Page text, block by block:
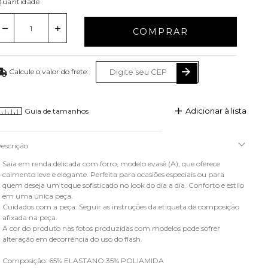
COMPRAR
Guia de tamanhos Adicionar à lista
Saia em renda delicada com forro, modelo evasê (A), que oferece
caimento leve e elegante. Perfeita para ocasiões especiais ou para
quem deseja um toque sofisticado no look do dia a dia. Conforto e estilo
em uma única peça.
Cuidados com a peça: Seguir as instruções da etiqueta de composição
afixada na peça.
A cor do produto nas fotos produzidas com modelos pode sofrer
alteração em decorrência do uso do flash.
Composição: 65% ELASTANO 35% POLIAMIDA